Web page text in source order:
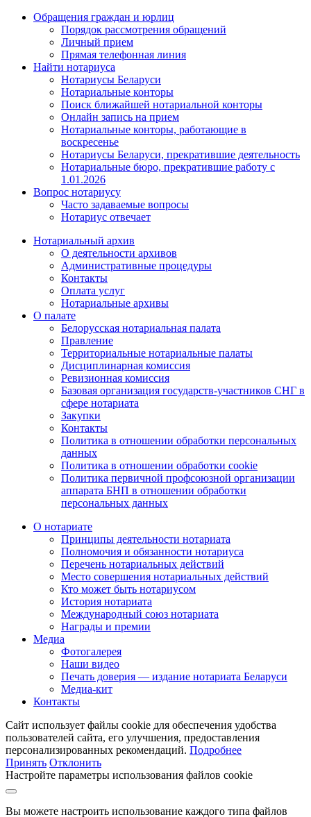
Обращения граждан и юрлиц
Порядок рассмотрения обращений
Личный прием
Прямая телефонная линия
Найти нотариуса
Нотариусы Беларуси
Нотариальные конторы
Поиск ближайшей нотариальной конторы
Онлайн запись на прием
Нотариальные конторы, работающие в
воскресенье
Нотариусы Беларуси, прекратившие деятельность
Нотариальные бюро, прекратившие работу с
1.01.2026
Вопрос нотариусу
Часто задаваемые вопросы
Нотариус отвечает
Нотариальный архив
О деятельности архивов
Административные процедуры
Контакты
Оплата услуг
Нотариальные архивы
О палате
Белорусская нотариальная палата
Правление
Территориальные нотариальные палаты
Дисциплинарная комиссия
Ревизионная комиссия
Базовая организация государств-участников СНГ в
сфере нотариата
Закупки
Контакты
Политика в отношении обработки персональных
данных
Политика в отношении обработки cookie
Политика первичной профсоюзной организации
аппарата БНП в отношении обработки
персональных данных
О нотариате
Принципы деятельности нотариата
Полномочия и обязанности нотариуса
Перечень нотариальных действий
Место совершения нотариальных действий
Кто может быть нотариусом
История нотариата
Международный союз нотариата
Награды и премии
Медиа
Фотогалерея
Наши видео
Печать доверия — издание нотариата Беларуси
Медиа-кит
Контакты
Сайт использует файлы cookie для обеспечения удобства
пользователей сайта, его улучшения, предоставления
персонализированных рекомендаций. Подробнее
Принять Отклонить
Настройте параметры использования файлов cookie
Вы можете настроить использование каждого типа файлов